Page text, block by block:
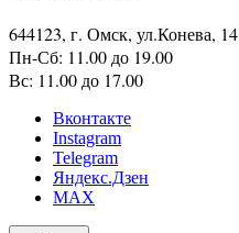
644123, г. Омск, ул.Конева, 14
Пн-Сб: 11.00 до 19.00
Вс: 11.00 до 17.00
Вконтакте
Instagram
Telegram
Яндекс.Дзен
MAX